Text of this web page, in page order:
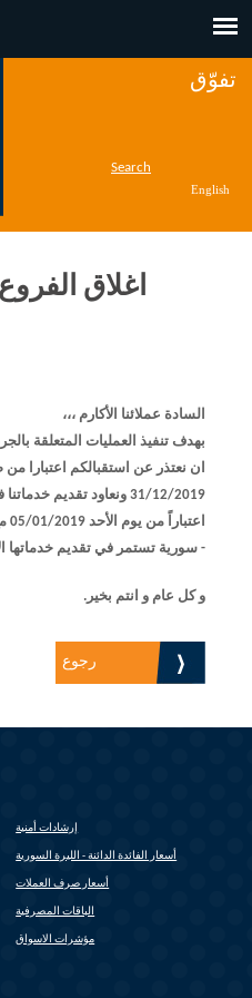
تفوّق
Search
English
السادة عملائنا الأكارم ،،،
بهدف تنفيذ العمليات المتعلقة
ان نعتذر عن استقبالكم اعتبارا من
31/12/2019 ونعاود تقديم
- سورية تستمر في تقديم خدماتها
و كل عام و انتم بخير.
رجوع
إرشادات أمنية
أسعار الفائدة الدائنة - الليرة السورية
أسعار صرف العملات
الباقات المصرفية
مؤشرات الاسواق